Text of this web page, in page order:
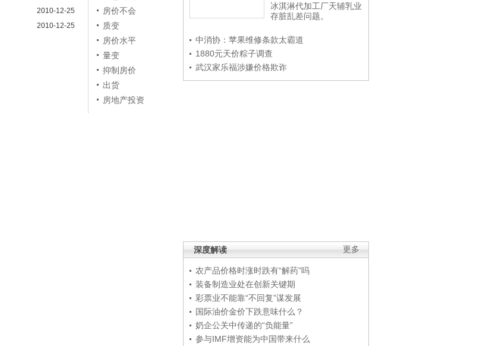
冰淇淋代加工厂天辅乳业
存脏乱差问题。
中消协：苹果维修条款太霸道
1880元天价粽子调查
武汉家乐福涉嫌价格欺诈
更多
深度解读
农产品价格时涨时跌有“解药”吗
装备制造业处在创新关键期
彩票业不能靠“不回复”谋发展
国际油价金价下跌意味什么？
奶企公关中传递的“负能量”
参与IMF增资能为中国带来什么
2010-12-25
2010-12-25
房价不会
质变
房价水平
量变
抑制房价
出货
房地产投资